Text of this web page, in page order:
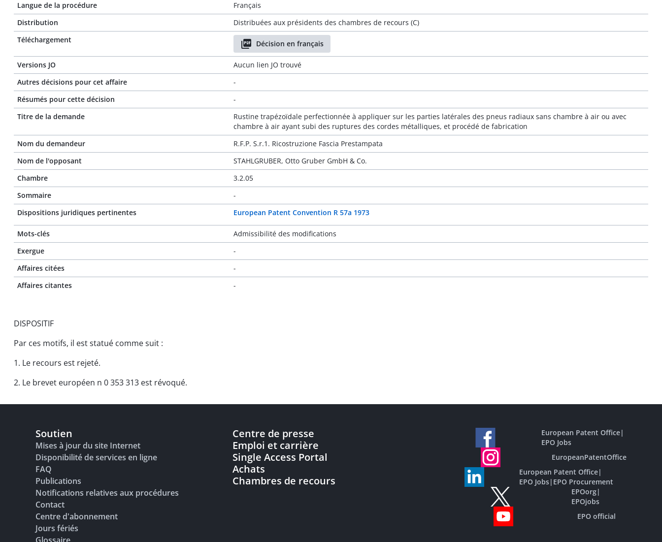
Langue de la procédure
Français
Distribution
Distribuées aux présidents des chambres de recours (C)
Téléchargement
Décision en français
Versions JO
Aucun lien JO trouvé
Autres décisions pour cet affaire
-
Résumés pour cette décision
-
Titre de la demande
Rustine trapézoïdale perfectionnée à appliquer sur les parties latérales des pneus radiaux sans chambre à air ou avec
chambre à air ayant subi des ruptures des cordes métalliques, et procédé de fabrication
Nom du demandeur
R.F.P. S.r.1. Ricostruzione Fascia Prestampata
Nom de l'opposant
STAHLGRUBER, Otto Gruber GmbH & Co.
Chambre
3.2.05
Sommaire
-
Dispositions juridiques pertinentes
European Patent Convention R 57a 1973
Mots-clés
Admissibilité des modifications
Exergue
-
Affaires citées
-
Affaires citantes
-
DISPOSITIF
Par ces motifs, il est statué comme suit :
1. Le recours est rejeté.
2. Le brevet européen n 0 353 313 est révoqué.
Soutien
Mises à jour du site Internet
Disponibilité de services en ligne
FAQ
Publications
Notifications relatives aux procédures
Contact
Centre d'abonnement
Jours fériés
Centre de presse
Emploi et carrière
Single Access Portal
Achats
Chambres de recours
European Patent Office|
EPO Jobs
EuropeanPatentOffice
European Patent Office|
EPO Jobs| EPO Procurement
EPOorg|
EPOjobs
EPO official